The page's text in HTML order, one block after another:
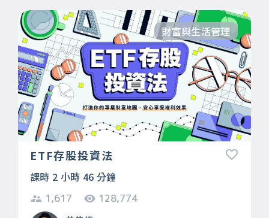
財富與生活管理
ETF存股投資法
課時 2 小時 46 分鐘
1,617 128,774